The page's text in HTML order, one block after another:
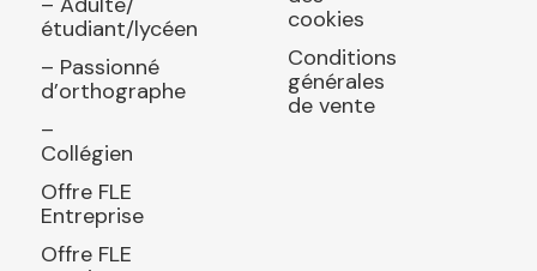
étudiant/lycéen
– Passionné
d’orthographe
–
Collégien
Offre FLE
Entreprise
Offre FLE
cookies
Conditions
générales
de vente